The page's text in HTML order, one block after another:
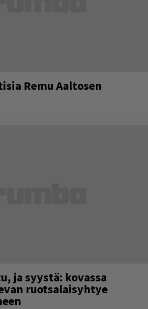
Remu Aaltosen
ja syystä: kovassa
ruotsalaisyhtye